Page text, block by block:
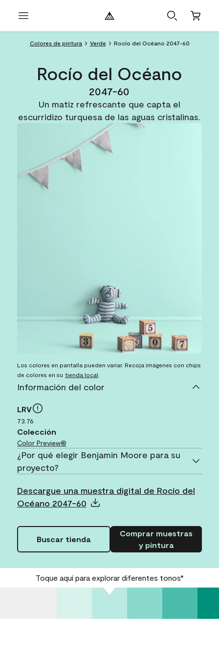
Colores de pintura Verde Rocío del Océano 2047-60
Rocío del Océano
2047-60
Un matiz refrescante que capta el
escurridizo turquesa de las aguas cristalinas.
Los colores en pantalla pueden variar. Recoja imágenes con chips
de colores en su tienda local
Información del color
LRV
73.76
Colección
Color Preview®
¿Por qué elegir Benjamin Moore para su
proyecto?
Descargue una muestra digital de Rocío del
Océano 2047-60
Buscar tienda
Comprar muestras
y pintura
Toque aquí para explorar diferentes tonos*